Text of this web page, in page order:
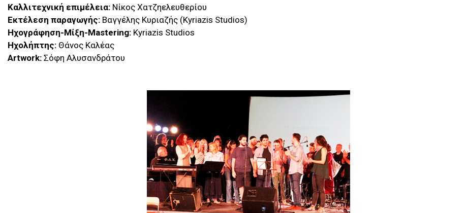
Καλλιτεχνική επιμέλεια: Νίκος Χατζηελευθερίου
Εκτέλεση παραγωγής: Βαγγέλης Κυριαζής (Kyriazis Studios)
Ηχογράφηση-Μίξη-Mastering: Kyriazis Studios
Ηχολήπτης: Θάνος Καλέας
Artwork: Σόφη Αλυσανδράτου